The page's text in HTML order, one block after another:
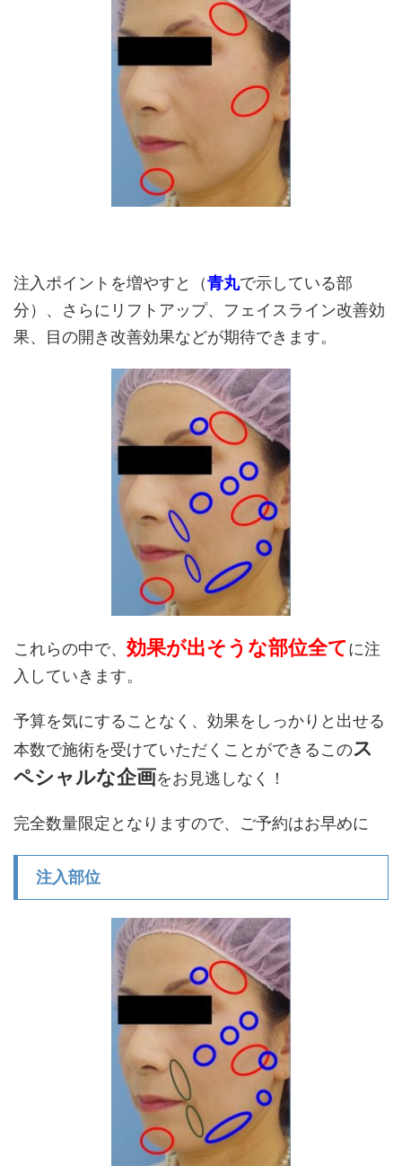
注入ポイントを増やすと（青丸で示している部
分）、さらにリフトアップ、フェイスライン改善効
果、目の開き改善効果などが期待できます。
これらの中で、 効果が出そうな部位全てに注
入していきます。
予算を気にすることなく、効果をしっかりと出せる
本数で施術を受けていただくことができるこのス
ペシャルな企画をお見逃しなく！
完全数量限定となりますので、ご予約はお早めに
注入部位